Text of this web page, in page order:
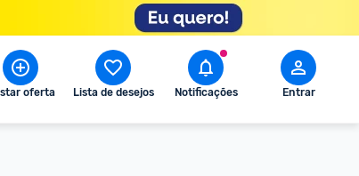
oferta Lista de desejos Notificações Entrar